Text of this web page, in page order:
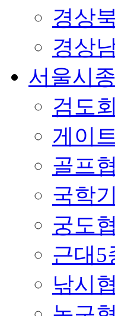
경상
경상
서울시
검도회
게이
골프
국학
궁도
근대5
낚시